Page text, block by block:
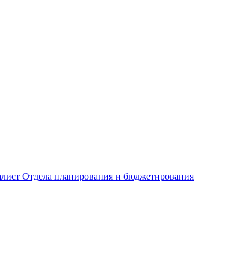
Отдела планирования и бюджетирования